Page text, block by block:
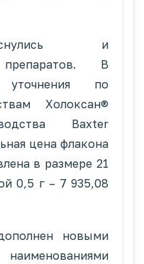
и
препаратов. В
уточнения по
Холоксан®
Baxter
цена флакона
в размере 21
0,5 г – 7 935,08
новыми